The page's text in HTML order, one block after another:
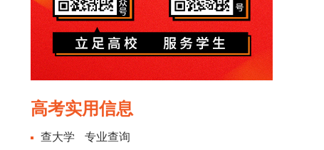
高考实用信息
查大学 专业查询